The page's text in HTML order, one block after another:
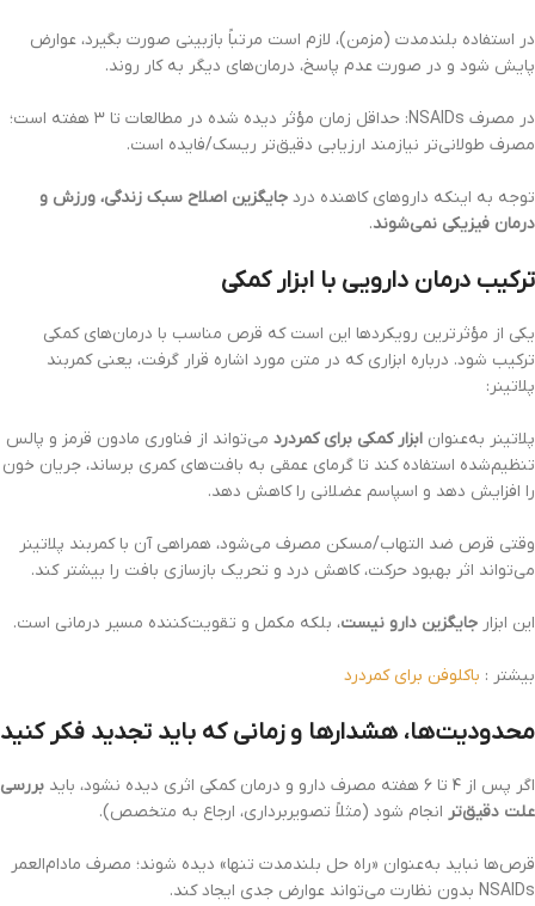
در استفاده بلندمدت (مزمن)، لازم است مرتباً بازبینی صورت بگیرد، عوارض
پایش شود و در صورت عدم پاسخ، درمان‌های دیگر به کار روند.
در مصرف NSAIDs: حداقل زمان مؤثر دیده شده در مطالعات تا ۳ هفته است؛
مصرف طولانی‌تر نیازمند ارزیابی دقیق‌تر ریسک/فایده است.
توجه به اینکه داروهای کاهنده درد جایگزین اصلاح سبک زندگی، ورزش و
درمان فیزیکی نمی‌شوند.
ترکیب درمان دارویی با ابزار کمکی
یکی از مؤثرترین رویکردها این است که قرص مناسب با درمان‌های کمکی
ترکیب شود. درباره ابزاری که در متن مورد اشاره قرار گرفت، یعنی کمربند
پلاتینر:
پلاتینر به‌عنوان ابزار کمکی برای کمردرد می‌تواند از فناوری مادون قرمز و پالس
تنظیم‌شده استفاده کند تا گرمای عمقی به بافت‌های کمری برساند، جریان خون
را افزایش دهد و اسپاسم عضلانی را کاهش دهد.
وقتی قرص ضد التهاب/مسکن مصرف می‌شود، همراهی آن با کمربند پلاتینر
می‌تواند اثر بهبود حرکت، کاهش درد و تحریک بازسازی بافت را بیشتر کند.
این ابزار جایگزین دارو نیست، بلکه مکمل و تقویت‌کننده مسیر درمانی است.
بیشتر : باکلوفن برای کمردرد
محدودیت‌ها، هشدارها و زمانی که باید تجدید فکر کنید
اگر پس از ۴ تا ۶ هفته مصرف دارو و درمان کمکی اثری دیده نشود، باید
بررسی
علت دقیق‌تر انجام شود (مثلاً تصویربرداری، ارجاع به متخصص).
قرص‌ها نباید به‌عنوان «راه حل بلندمدت تنها» دیده شوند؛ مصرف مادام‌العمر
NSAIDs بدون نظارت می‌تواند عوارض جدی ایجاد کند.